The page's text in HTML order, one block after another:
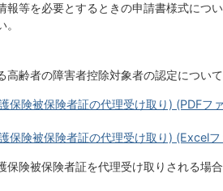
報等を必要とするときの申請書様式につ
齢者の障害者控除対象者の認定について
保険被保険者証の代理受け取り) (PDFフ
保険被保険者証の代理受け取り) (Excelフ
険被保険者証を代理受け取りされる場